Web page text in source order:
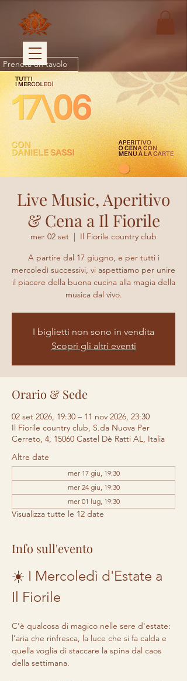
Live Music, Aperitivo
& Cena a Il Fiorile
mer 02 set
  |
Il Fiorile country club
A partire dal 17 giugno, e per tutti i
mercoledì successivi, vi aspettiamo per unire
il piacere della buona cucina alla magia della
musica dal vivo.
I biglietti non sono in vendita
Scopri gli altri eventi
Orario & Sede
02 set 2026, 19:30 – 11 nov 2026, 23:30
Il Fiorile country club, S.da Nuova Per
Cerreto, 4, 15060 Castel Dè Ratti AL, Italia
Altre date
mer 17 giu, 19:30
mer 24 giu, 19:30
mer 01 lug, 19:30
Visualizza tutte le 12 date
Info sull'evento
☀️ I Mercoledì d'Estate a
Il Fiorile
C’è qualcosa di magico nelle sere d'estate:
l’aria che rinfresca, la luce che si fa calda e
quella voglia di staccare la spina dal caos
della settimana.
Prenota un tavolo